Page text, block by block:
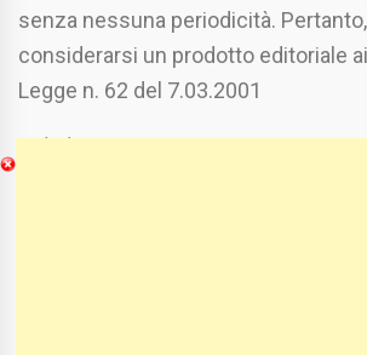
senza nessuna periodicità.
considerarsi un prodotto editoriale
Legge n. 62 del 7.03.2001
Chi Siamo